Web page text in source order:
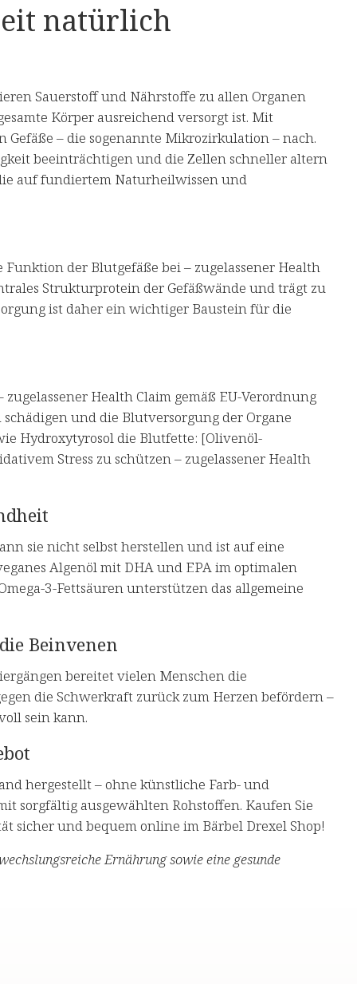
natürlich
Sauerstoff und Nährstoffe zu allen Organen
Körper ausreichend versorgt ist. Mit
– die sogenannte Mikrozirkulation – nach.
beeinträchtigen und die Zellen schneller altern
auf fundiertem Naturheilwissen und
der Blutgefäße bei – zugelassener Health
Strukturprotein der Gefäßwände und trägt zu
ist daher ein wichtiger Baustein für die
Health Claim gemäß EU-Verordnung
und die Blutversorgung der Organe
Hydroxytyrosol die Blutfette: [Olivenöl-
Stress zu schützen – zugelassener Health
sie nicht selbst herstellen und ist auf eine
Algenöl mit DHA und EPA im optimalen
3-Fettsäuren unterstützen das allgemeine
Beinvenen
bereitet vielen Menschen die
die Schwerkraft zurück zum Herzen befördern –
sein kann.
hergestellt – ohne künstliche Farb- und
sorgfältig ausgewählten Rohstoffen. Kaufen Sie
und bequem online im Bärbel Drexel Shop!
Ernährung sowie eine gesunde